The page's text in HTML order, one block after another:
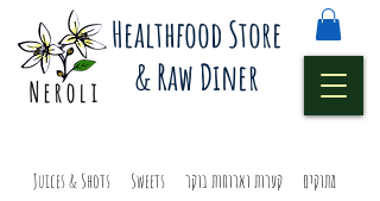
Healthfood Store
& Raw Diner
Juices & Shots Sweets קערות וארוחות בוקר מתוקים